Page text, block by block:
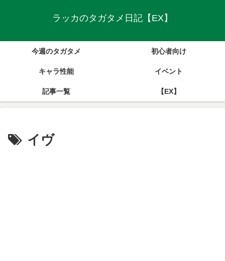
ラッカのタガタメ日記【EX】
今週のタガタメ 初心者向け
キャラ性能 イベント
記事一覧 【EX】
イヴ